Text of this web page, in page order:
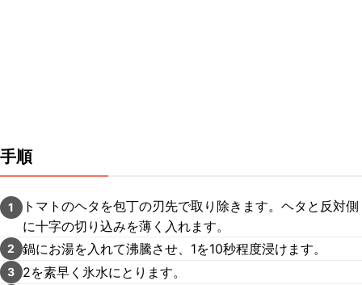
手順
1
トマトのヘタを包丁の刃先で取り除きます。ヘタと反対側
に十字の切り込みを薄く入れます。
2 鍋にお湯を入れて沸騰させ、1を10秒程度浸けます。
3 2を素早く氷水にとります。